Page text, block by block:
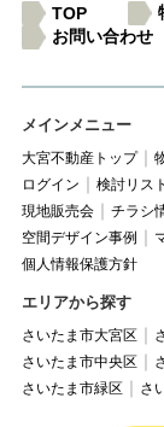
TOP
お問い合わせ
メインメニュー
大宮不動産トップ
ログイン
検討リスト
現地販売会
チラシ
空間デザイン事例
個人情報保護方針
エリアから探す
さいたま市大宮区
さいたま市中央区
さいたま市緑区
さ